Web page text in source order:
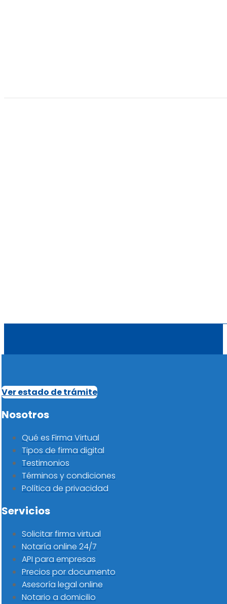
Ver estado de trámite
Nosotros
Qué es Firma Virtual
Tipos de firma digital
Testimonios
Términos y condiciones
Política de privacidad
Servicios
Solicitar firma virtual
Notaría online 24/7
API para empresas
Precios por documento
Asesoría legal online
Notario a domicilio